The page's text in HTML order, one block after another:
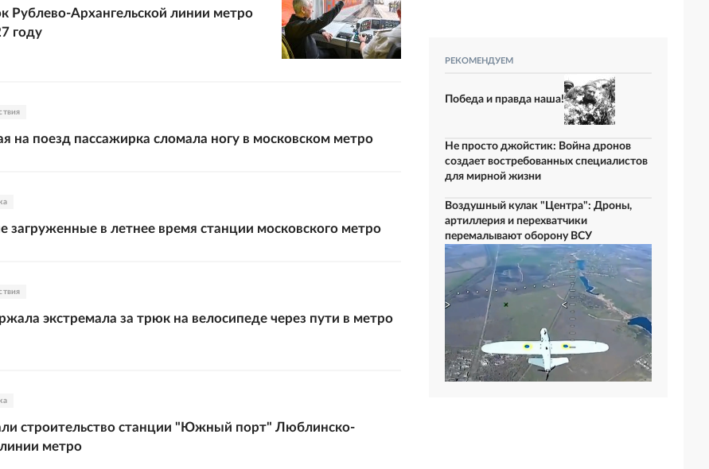
Рублево-Архангельской линии метро
году
на поезд пассажирка сломала ногу в московском метро
загруженные в летнее время станции московского метро
экстремала за трюк на велосипеде через пути в метро
строительство станции "Южный порт" Люблинско-
метро
РЕКОМЕНДУЕМ
Победа и правда наша!
Не просто джойстик: Война дронов
создает востребованных специалистов
для мирной жизни
Воздушный кулак "Центра": Дроны,
артиллерия и перехватчики
перемалывают оборону ВСУ